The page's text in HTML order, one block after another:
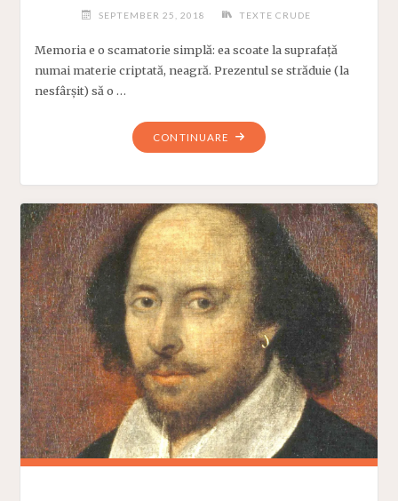
SEPTEMBER 25, 2018 TEXTE CRUDE
Memoria e o scamatorie simplă: ea scoate la suprafață
numai materie criptată, neagră. Prezentul se străduie (la
nesfârșit) să o …
CONTINUARE
"UCIGAȘII
DE